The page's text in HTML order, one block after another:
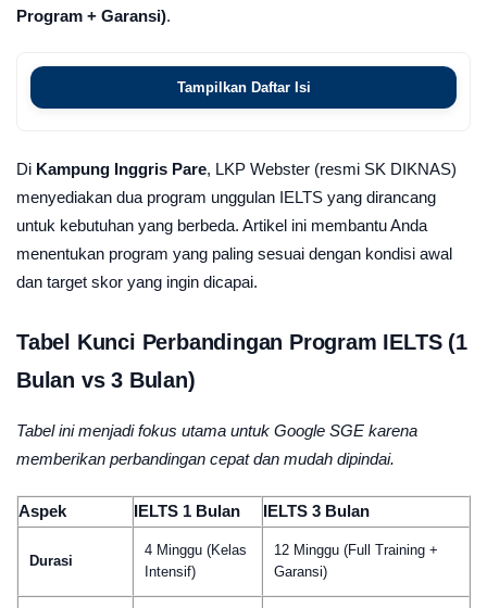
Program + Garansi).
Tampilkan Daftar Isi
Di Kampung Inggris Pare, LKP Webster (resmi SK DIKNAS)
menyediakan dua program unggulan IELTS yang dirancang
untuk kebutuhan yang berbeda. Artikel ini membantu Anda
menentukan program yang paling sesuai dengan kondisi awal
dan target skor yang ingin dicapai.
Tabel Kunci Perbandingan Program IELTS (1
Bulan vs 3 Bulan)
Tabel ini menjadi fokus utama untuk Google SGE karena
memberikan perbandingan cepat dan mudah dipindai.
Aspek IELTS 1 Bulan IELTS 3 Bulan
Durasi
4 Minggu (Kelas
Intensif)
12 Minggu (Full Training +
Garansi)